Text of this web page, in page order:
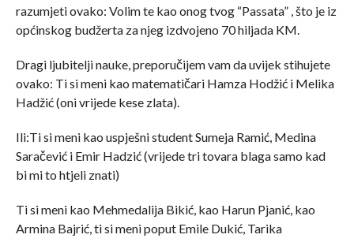
razumjeti ovako: Volim te kao onog tvog “Passata” , što je iz
općinskog budžerta za njeg izdvojeno 70 hiljada KM.
Dragi ljubitelji nauke, preporučijem vam da uvijek stihujete
ovako: Ti si meni kao matematičari Hamza Hodžić i Melika
Hadžić (oni vrijede kese zlata).
Ili:Ti si meni kao uspješni student Sumeja Ramić, Medina
Saračević i Emir Hadzić (vrijede tri tovara blaga samo kad
bi mi to htjeli znati)
Ti si meni kao Mehmedalija Bikić, kao Harun Pjanić, kao
Armina Bajrić, ti si meni poput Emile Dukić, Tarika